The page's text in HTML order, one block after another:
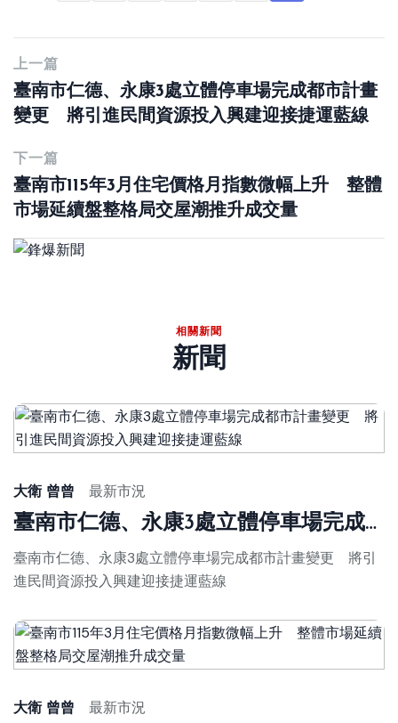
上一篇
臺南市仁德、永康3處立體停車場完成都市計畫
變更 將引進民間資源投入興建迎接捷運藍線
下一篇
臺南市115年3月住宅價格月指數微幅上升 整體
市場延續盤整格局交屋潮推升成交量
相關新聞
新聞
大衛 曾曾 最新市況
臺南市仁德、永康3處立體停車場完成都市計畫變更 將引進民間資源投入興建迎接捷運藍線
臺南市仁德、永康3處立體停車場完成都市計畫變更 將引
進民間資源投入興建迎接捷運藍線
大衛 曾曾 最新市況